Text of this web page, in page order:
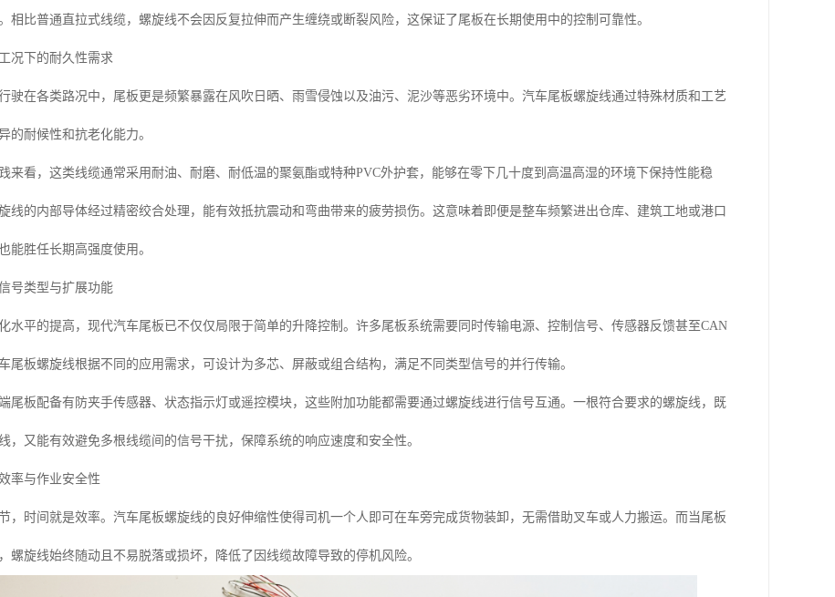
相比普通直拉式线缆，螺旋线不会因反复拉伸而产生缠绕或断裂风险，这保证了尾板在长期使用中的控制可靠性。
况下的耐久性需求
驶在各类路况中，尾板更是频繁暴露在风吹日晒、雨雪侵蚀以及油污、泥沙等恶劣环境中。汽车尾板螺旋线通过特殊材质和工艺
的耐候性和抗老化能力。
来看，这类线缆通常采用耐油、耐磨、耐低温的聚氨酯或特种PVC外护套，能够在零下几十度到高温高湿的环境下保持性能稳
线的内部导体经过精密绞合处理，能有效抵抗震动和弯曲带来的疲劳损伤。这意味着即便是整车频繁进出仓库、建筑工地或港口
能胜任长期高强度使用。
号类型与扩展功能
水平的提高，现代汽车尾板已不仅仅局限于简单的升降控制。许多尾板系统需要同时传输电源、控制信号、传感器反馈甚至CAN
尾板螺旋线根据不同的应用需求，可设计为多芯、屏蔽或组合结构，满足不同类型信号的并行传输。
尾板配备有防夹手传感器、状态指示灯或遥控模块，这些附加功能都需要通过螺旋线进行信号互通。一根符合要求的螺旋线，既
，又能有效避免多根线缆间的信号干扰，保障系统的响应速度和安全性。
率与作业安全性
，时间就是效率。汽车尾板螺旋线的良好伸缩性使得司机一个人即可在车旁完成货物装卸，无需借助叉车或人力搬运。而当尾板
螺旋线始终随动且不易脱落或损坏，降低了因线缆故障导致的停机风险。